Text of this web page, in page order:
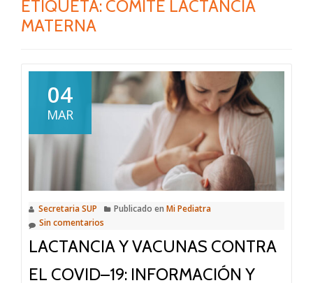
ETIQUETA: COMITÉ LACTANCIA
MATERNA
04
MAR
Secretaria SUP Publicado en Mi Pediatra
Sin comentarios
LACTANCIA Y VACUNAS CONTRA
EL COVID–19: INFORMACIÓN Y